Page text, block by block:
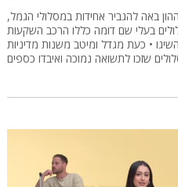
באה להגביר אחידות במסלולי הגמל,
בעלי שם דומה כללו הרכב השקעות
• כעת מגדל ומיטב משנות מדיניות
שזכו לתשואה נמוכה ואיבדו כספים